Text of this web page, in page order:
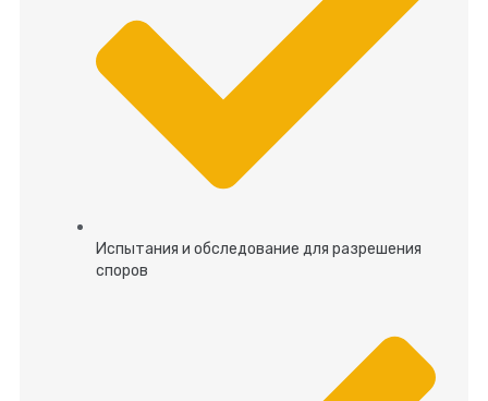
Испытания и обследование для разрешения
споров